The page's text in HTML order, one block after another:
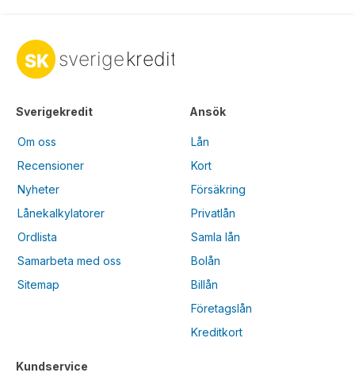
Sverigekredit
Om oss
Recensioner
Nyheter
Lånekalkylatorer
Ordlista
Samarbeta med oss
Sitemap
Kundservice
Ansök
Lån
Kort
Försäkring
Privatlån
Samla lån
Bolån
Billån
Företagslån
Kreditkort